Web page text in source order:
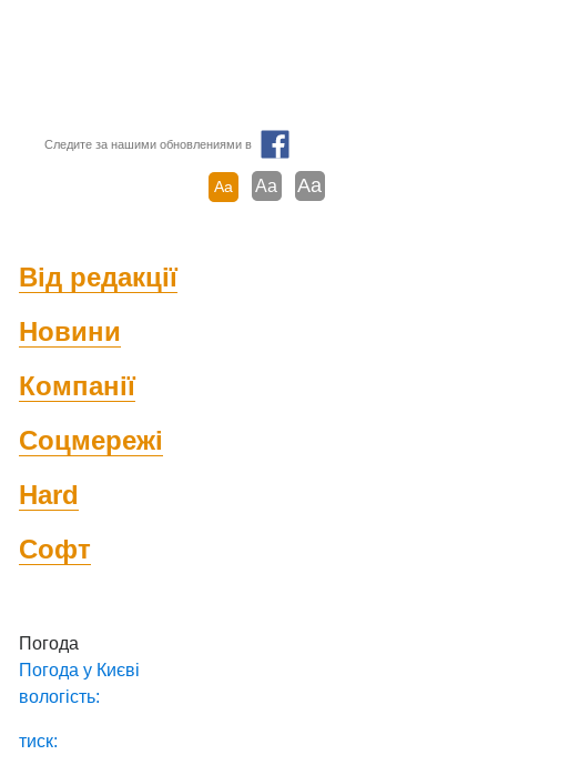
Следите за нашими обновлениями в
Aa Aa Aa
Від редакції
Новини
Компанії
Соцмережі
Hard
Софт
Погода
Погода у Києві
вологість:
тиск: